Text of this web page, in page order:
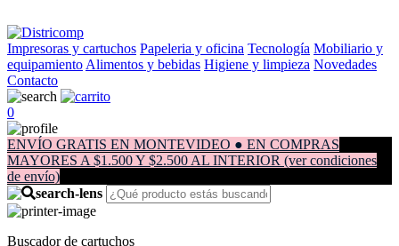
Impresoras y cartuchos Papeleria y oficina Tecnología Mobiliario y
equipamiento Alimentos y bebidas Higiene y limpieza Novedades
Contacto
0
ENVÍO GRATIS EN MONTEVIDEO ● EN COMPRAS
MAYORES A $1.500 Y $2.500 AL INTERIOR (ver condiciones
de envío)
Buscador de cartuchos